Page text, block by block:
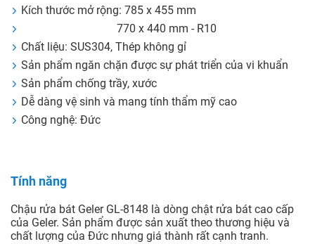
Kích thước mở rộng: 785 x 455 mm
770 x 440 mm - R10
Chất liệu: SUS304, Thép không gỉ
Sản phẩm ngăn chặn được sự phát triển của vi khuẩn
Sản phẩm chống trầy, xước
Dễ dàng vệ sinh và mang tính thẩm mỹ cao
Công nghệ: Đức
Tính năng
Chậu rửa bát Geler GL-8148 là dòng chật rửa bát cao cấp
của Geler. Sản phẩm được sản xuất theo thương hiệu và
chất lượng của Đức nhưng giá thành rất cạnh tranh.